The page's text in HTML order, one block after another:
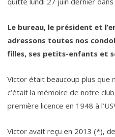
Le bureau, le président et
adressons toutes nos
filles, ses petits-enfants et
Victor était beaucoup plus que
c’était la mémoire de notre
première licence en 1948 à
Victor avait reçu en 2013 (*),